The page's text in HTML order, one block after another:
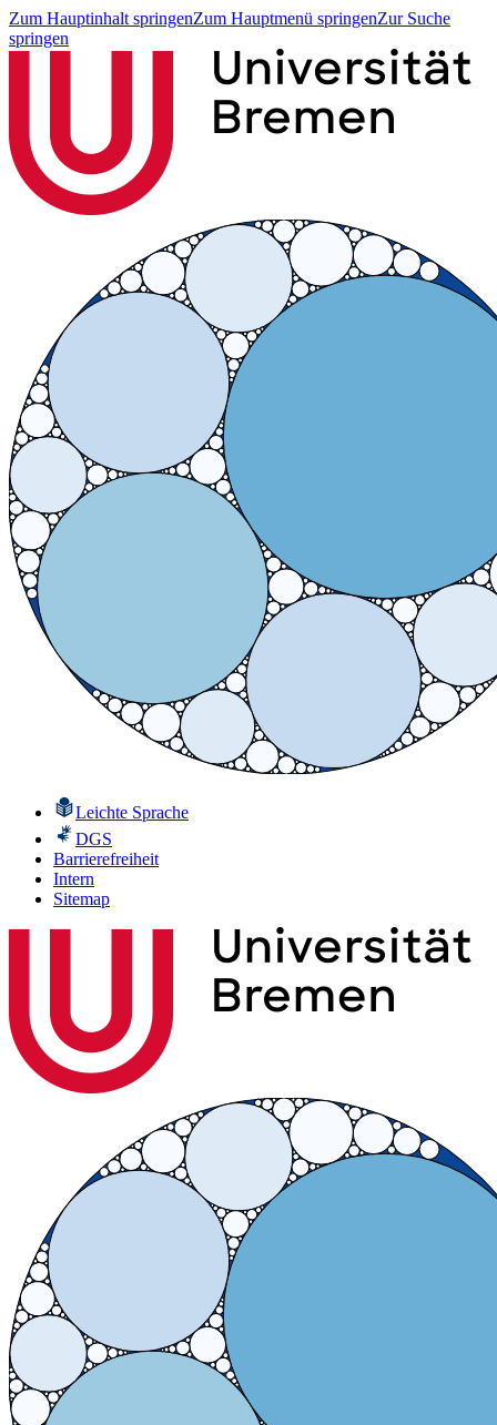
Zum Hauptinhalt springenZum Hauptmenü springenZur Suche
springen
Leichte Sprache
DGS
Barrierefreiheit
Intern
Sitemap